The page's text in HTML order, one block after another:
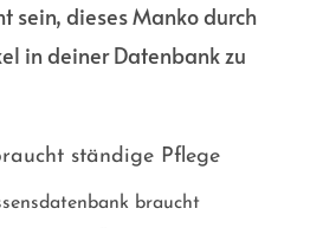
sein, dieses Manko durch
in deiner Daten­bank zu
braucht